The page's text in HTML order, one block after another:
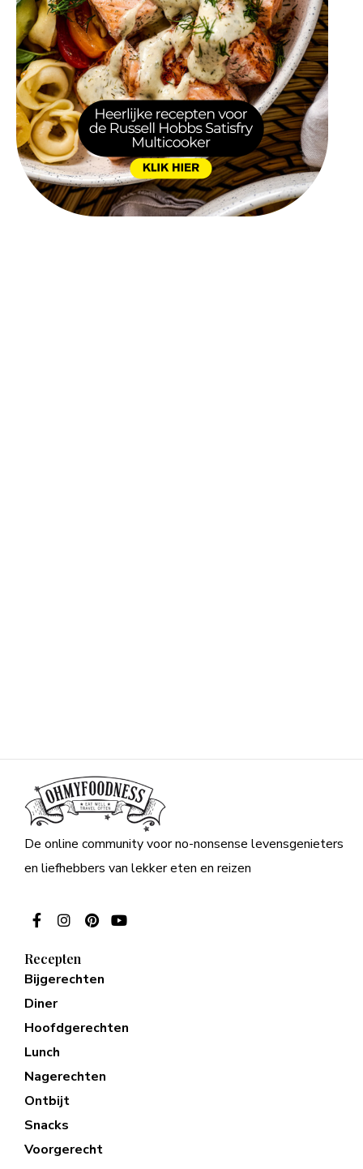
De online community voor no-nonsense levensgenieters
en liefhebbers van lekker eten en reizen
Recepten
Bijgerechten
Diner
Hoofdgerechten
Lunch
Nagerechten
Ontbijt
Snacks
Voorgerecht